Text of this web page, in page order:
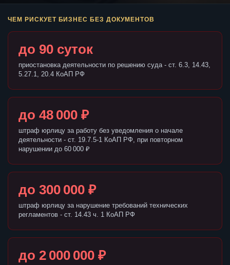
ЧЕМ РИСКУЕТ БИЗНЕС БЕЗ ДОКУМЕНТОВ
до 90 суток
приостановка деятельности по решению суда - ст. 6.3, 14.43,
5.27.1, 20.4 КоАП РФ
до 48 000 ₽
штраф юрлицу за работу без уведомления о начале
деятельности - ст. 19.7.5-1 КоАП РФ, при повторном
нарушении до 60 000 ₽
до 300 000 ₽
штраф юрлицу за нарушение требований технических
регламентов - ст. 14.43 ч. 1 КоАП РФ
до 2 000 000 ₽